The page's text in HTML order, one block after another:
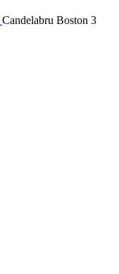
Candelabru Boston 3